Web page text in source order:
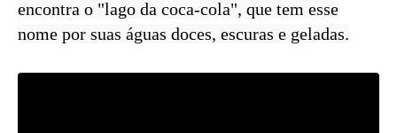
encontra o "lago da coca-cola", que tem esse
nome por suas águas doces, escuras e geladas.